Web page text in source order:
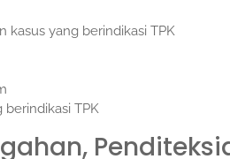
kasus yang berindikasi TPK
berindikasi TPK